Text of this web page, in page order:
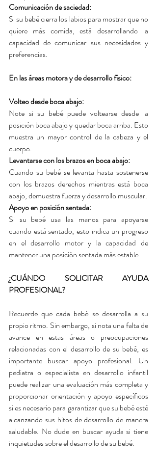
Comunicación de saciedad:
Si su bebé cierra los labios para mostrar que no
quiere más comida, está desarrollando la
capacidad de comunicar sus necesidades y
preferencias.
En las áreas motora y de desarrollo físico:
Volteo desde boca abajo:
Note si su bebé puede voltearse desde la
posición boca abajo y quedar boca arriba. Esto
muestra un mayor control de la cabeza y el
cuerpo.
Levantarse con los brazos en boca abajo:
Cuando su bebé se levanta hasta sostenerse
con los brazos derechos mientras está boca
abajo, demuestra fuerza y desarrollo muscular.
Apoyo en posición sentada:
Si su bebé usa las manos para apoyarse
cuando está sentado, esto indica un progreso
en el desarrollo motor y la capacidad de
mantener una posición sentada más estable.
¿CUÁNDO SOLICITAR AYUDA
PROFESIONAL?
Recuerde que cada bebé se desarrolla a su
propio ritmo. Sin embargo, si nota una falta de
avance en estas áreas o preocupaciones
relacionadas con el desarrollo de su bebé, es
importante buscar apoyo profesional. Un
pediatra o especialista en desarrollo infantil
puede realizar una evaluación más completa y
proporcionar orientación y apoyo específicos
si es necesario para garantizar que su bebé esté
alcanzando sus hitos de desarrollo de manera
saludable. No dude en buscar ayuda si tiene
inquietudes sobre el desarrollo de su bebé.